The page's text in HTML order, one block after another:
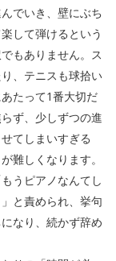
でいき、壁にぶち
して弾けるという
もありません。ス
、テニスも球拾い
たって1番大切だ
ず、少しずつの進
てしまいすぎる
難しくなります。
うピアノなんてし
と責められ、挙句
なり、続かず辞め